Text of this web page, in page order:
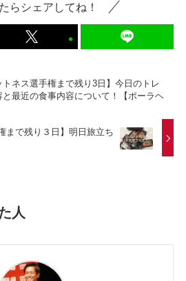
らシェアしてね！
トネス選手権まで残り3日】今日のトレ
と最近の食事内容について！【ポーラヘ
まで残り３日】明日旅立ち
人